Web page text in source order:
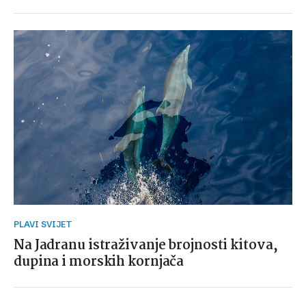
PLAVI SVIJET
Na Jadranu istraživanje brojnosti kitova,
dupina i morskih kornjača